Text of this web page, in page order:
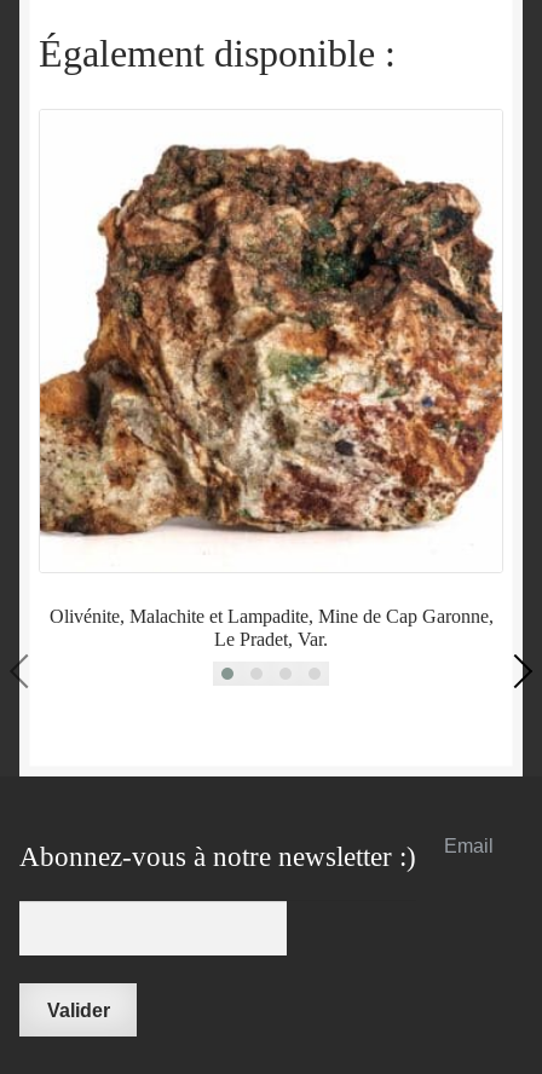
Également disponible :
Olivénite, Malachite et Lampadite, Mine de Cap Garonne,
Le Pradet, Var.
Abonnez-vous à notre newsletter :) Email